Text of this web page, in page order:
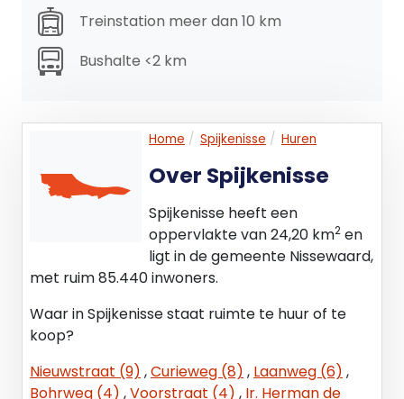
Treinstation meer dan 10 km
Bushalte <2 km
Home Spijkenisse Huren
Over Spijkenisse
Spijkenisse heeft een
oppervlakte van 24,20 km2 en
ligt in de gemeente Nissewaard,
met ruim 85.440 inwoners.
Waar in Spijkenisse staat ruimte te huur of te
koop?
Nieuwstraat (9) ,Curieweg (8) , Laanweg (6) ,
Bohrweg (4) ,Voorstraat (4) , Ir. Herman de